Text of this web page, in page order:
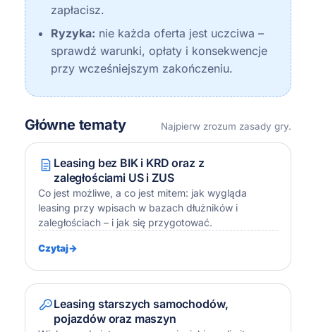
zapłacisz.
Ryzyka: nie każda oferta jest uczciwa –
sprawdź warunki, opłaty i konsekwencje
przy wcześniejszym zakończeniu.
Główne tematy Najpierw zrozum zasady gry.
Leasing bez BIK i KRD oraz z
zaległościami US i ZUS
Co jest możliwe, a co jest mitem: jak wygląda
leasing przy wpisach w bazach dłużników i
zaległościach – i jak się przygotować.
Czytaj→
Leasing starszych samochodów,
pojazdów oraz maszyn